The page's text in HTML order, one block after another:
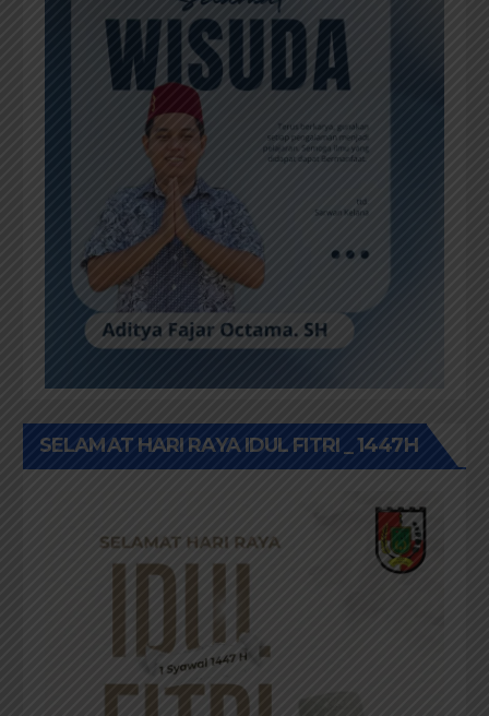
SELAMAT HARI RAYA IDUL FITRI _ 1447H